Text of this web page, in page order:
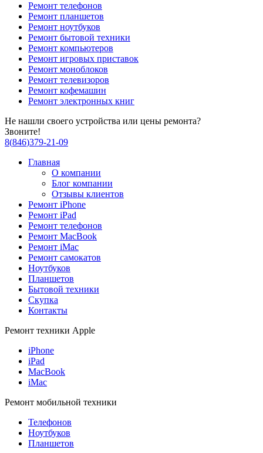
Ремонт телефонов
Ремонт планшетов
Ремонт ноутбуков
Ремонт бытовой техники
Ремонт компьютеров
Ремонт игровых приставок
Ремонт моноблоков
Ремонт телевизоров
Ремонт кофемашин
Ремонт электронных книг
Не нашли своего устройства или цены ремонта?
Звоните!
8(846)379-21-09
Главная
О компании
Блог компании
Отзывы клиентов
Ремонт iPhone
Ремонт iPad
Ремонт телефонов
Ремонт MacBook
Ремонт iMac
Ремонт самокатов
Ноутбуков
Планшетов
Бытовой техники
Скупка
Контакты
Ремонт техники Apple
iPhone
iPad
MacBook
iMac
Ремонт мобильной техники
Телефонов
Ноутбуков
Планшетов